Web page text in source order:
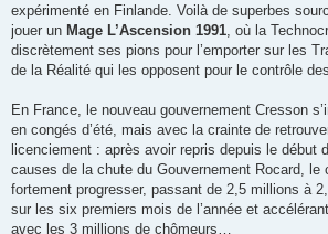
expérimenté en Finlande. Voilà de superbes
jouer un Mage L’Ascension 1991 , où la
discrètement ses pions pour l’emporter sur les
de la Réalité qui les opposent pour le contrôle
En France, le nouveau gouvernement Cresson
en congés d’été, mais avec la crainte de
licenciement : après avoir repris depuis le début
causes de la chute du Gouvernement Rocard, le
fortement progresser, passant de 2,5 millions à
sur les six premiers mois de l’année et
avec les 3 millions de chômeurs…